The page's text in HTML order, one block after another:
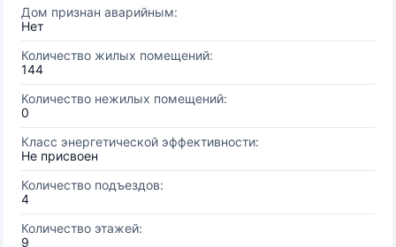
Дом признан аварийным:
Нет
Количество жилых помещений:
144
Количество нежилых помещений:
0
Класс энергетической эффективности:
Не присвоен
Количество подъездов:
4
Количество этажей:
9